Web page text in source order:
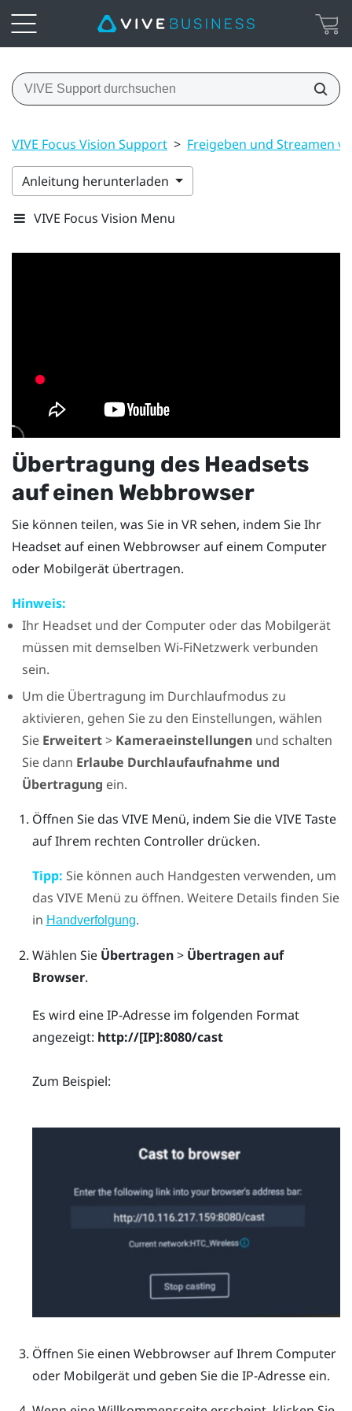
VIVE Focus Vision Support > Freigeben und Streamen
Anleitung herunterladen
VIVE Focus Vision Menu
Übertragung des Headsets
auf einen Webbrowser
Sie können teilen, was Sie in VR sehen, indem Sie Ihr
Headset auf einen Webbrowser auf einem Computer
oder Mobilgerät übertragen.
Hinweis:
Ihr Headset und der Computer oder das Mobilgerät
müssen mit demselben Wi-FiNetzwerk verbunden
sein.
Um die Übertragung im Durchlaufmodus zu
aktivieren, gehen Sie zu den Einstellungen, wählen
Sie Erweitert> Kameraeinstellungenund schalten
Sie dann Erlaube Durchlaufaufnahme und
Übertragung ein.
Öffnen Sie das VIVE Menü, indem Sie dieVIVE Taste
auf Ihrem rechten Controller drücken.
Tipp: Sie können auch Handgesten verwenden, um
das VIVE Menü zu öffnen. Weitere Details finden Sie
in Handverfolgung.
Wählen Sie Übertragen> Übertragen auf
Browser.
Es wird eine IP-Adresse im folgenden Format
angezeigt: http://[IP]:8080/cast
Zum Beispiel:
Öffnen Sie einen Webbrowser auf Ihrem Computer
oder Mobilgerät und geben Sie die IP-Adresse ein.